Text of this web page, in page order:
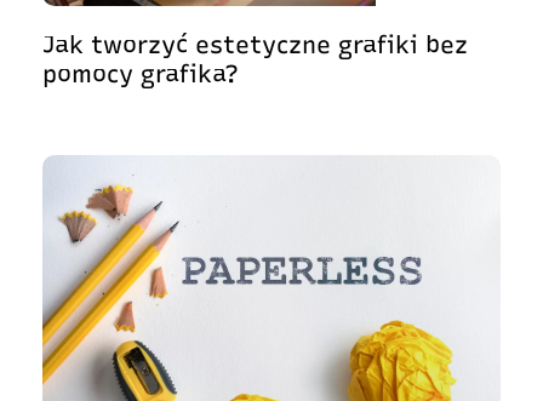
Jak tworzyć estetyczne grafiki bez
pomocy grafika?